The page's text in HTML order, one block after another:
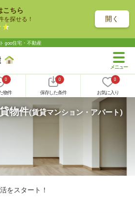
こちら
を探せる！ 開く
goo住宅・不動産
0
物件
0
保存した条件
0
お気に入り
物件(賃貸マンション・アパート)
をスタート！